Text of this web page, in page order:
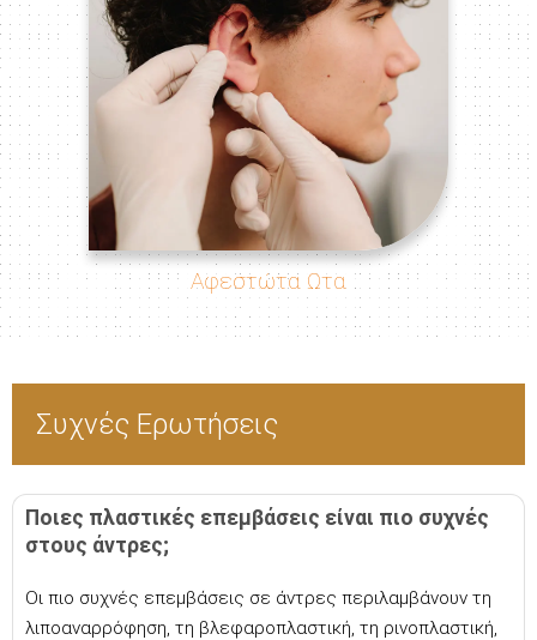
Αφεστώτα Ωτα
Συχνές Ερωτήσεις
Ποιες πλαστικές επεμβάσεις είναι πιο συχνές
στους άντρες;
Οι πιο συχνές επεμβάσεις σε άντρες περιλαμβάνουν τη
λιποαναρρόφηση, τη βλεφαροπλαστική, τη ρινοπλαστική,